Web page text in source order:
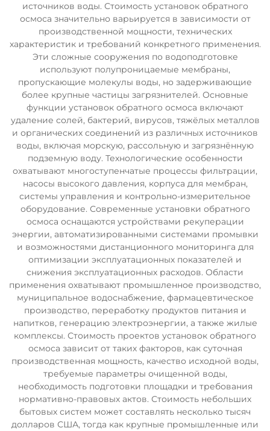
источников воды. Стоимость установок обратного
осмоса значительно варьируется в зависимости от
производственной мощности, технических
характеристик и требований конкретного применения.
Эти сложные сооружения по водоподготовке
используют полупроницаемые мембраны,
пропускающие молекулы воды, но задерживающие
более крупные частицы загрязнителей. Основные
функции установок обратного осмоса включают
удаление солей, бактерий, вирусов, тяжёлых металлов
и органических соединений из различных источников
воды, включая морскую, рассольную и загрязнённую
подземную воду. Технологические особенности
охватывают многоступенчатые процессы фильтрации,
насосы высокого давления, корпуса для мембран,
системы управления и контрольно-измерительное
оборудование. Современные установки обратного
осмоса оснащаются устройствами рекуперации
энергии, автоматизированными системами промывки
и возможностями дистанционного мониторинга для
оптимизации эксплуатационных показателей и
снижения эксплуатационных расходов. Области
применения охватывают промышленное производство,
муниципальное водоснабжение, фармацевтическое
производство, переработку продуктов питания и
напитков, генерацию электроэнергии, а также жилые
комплексы. Стоимость проектов установок обратного
осмоса зависит от таких факторов, как суточная
производственная мощность, качество исходной воды,
требуемые параметры очищенной воды,
необходимость подготовки площадки и требования
нормативно-правовых актов. Стоимость небольших
бытовых систем может составлять несколько тысяч
долларов США, тогда как крупные промышленные или